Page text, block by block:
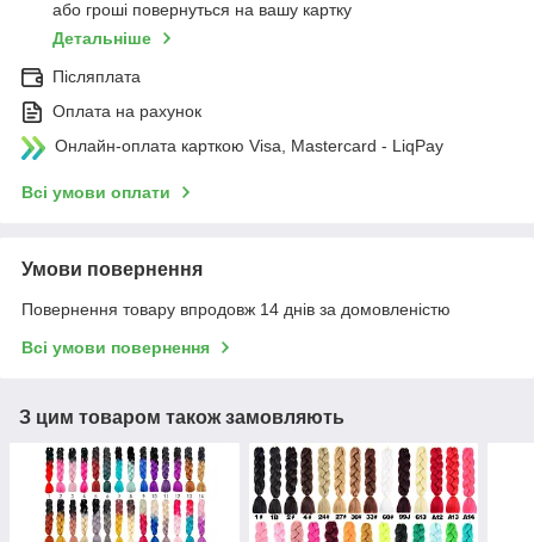
або гроші повернуться на вашу картку
Детальніше
Післяплата
Оплата на рахунок
Онлайн-оплата карткою Visa, Mastercard - LiqPay
Всі умови оплати
Умови повернення
Повернення товару впродовж 14 днів за домовленістю
Всі умови повернення
З цим товаром також замовляють